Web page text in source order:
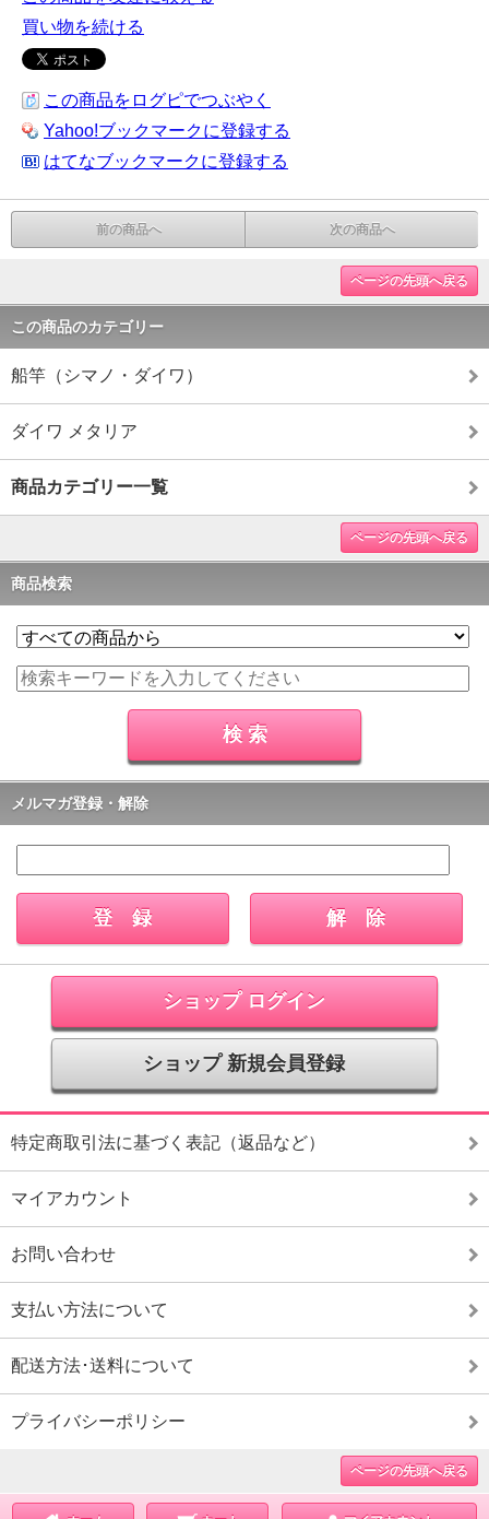
買い物を続ける
この商品をログピでつぶやく
Yahoo!ブックマークに登録する
はてなブックマークに登録する
前の商品へ 次の商品へ
ページの先頭へ戻る
この商品のカテゴリー
船竿（シマノ・ダイワ）
ダイワ メタリア
商品カテゴリー一覧
ページの先頭へ戻る
商品検索
メルマガ登録・解除
ショップ ログイン
ショップ 新規会員登録
特定商取引法に基づく表記（返品など）
マイアカウント
お問い合わせ
支払い方法について
配送方法･送料について
プライバシーポリシー
ページの先頭へ戻る